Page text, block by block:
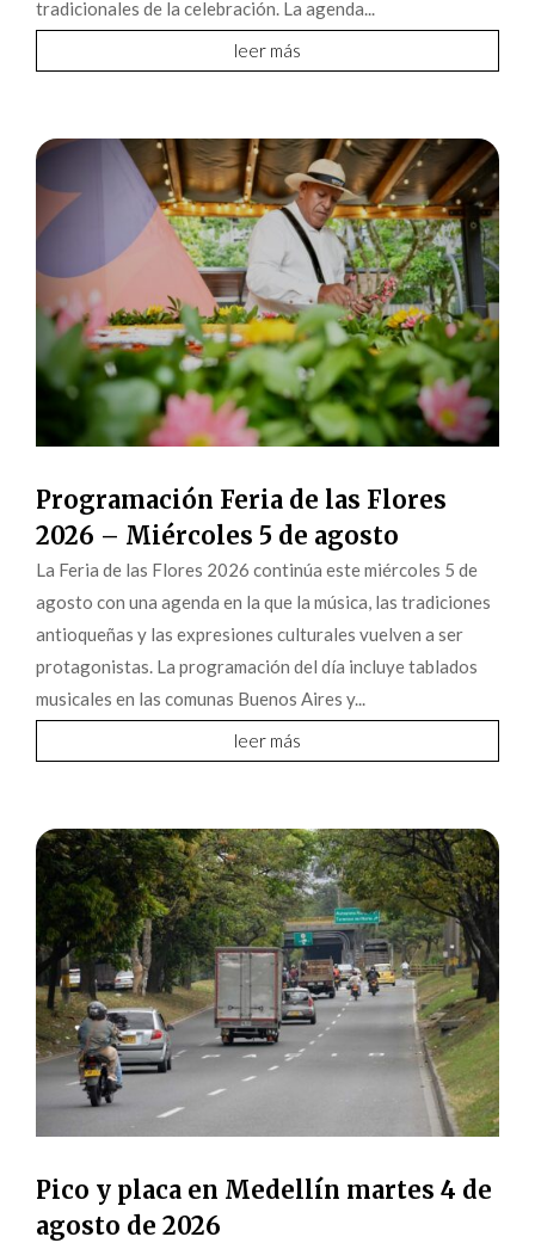
tradicionales de la celebración. La agenda...
leer más
Programación Feria de las Flores
2026 – Miércoles 5 de agosto
La Feria de las Flores 2026 continúa este miércoles 5 de
agosto con una agenda en la que la música, las tradiciones
antioqueñas y las expresiones culturales vuelven a ser
protagonistas. La programación del día incluye tablados
musicales en las comunas Buenos Aires y...
leer más
Pico y placa en Medellín martes 4 de
agosto de 2026